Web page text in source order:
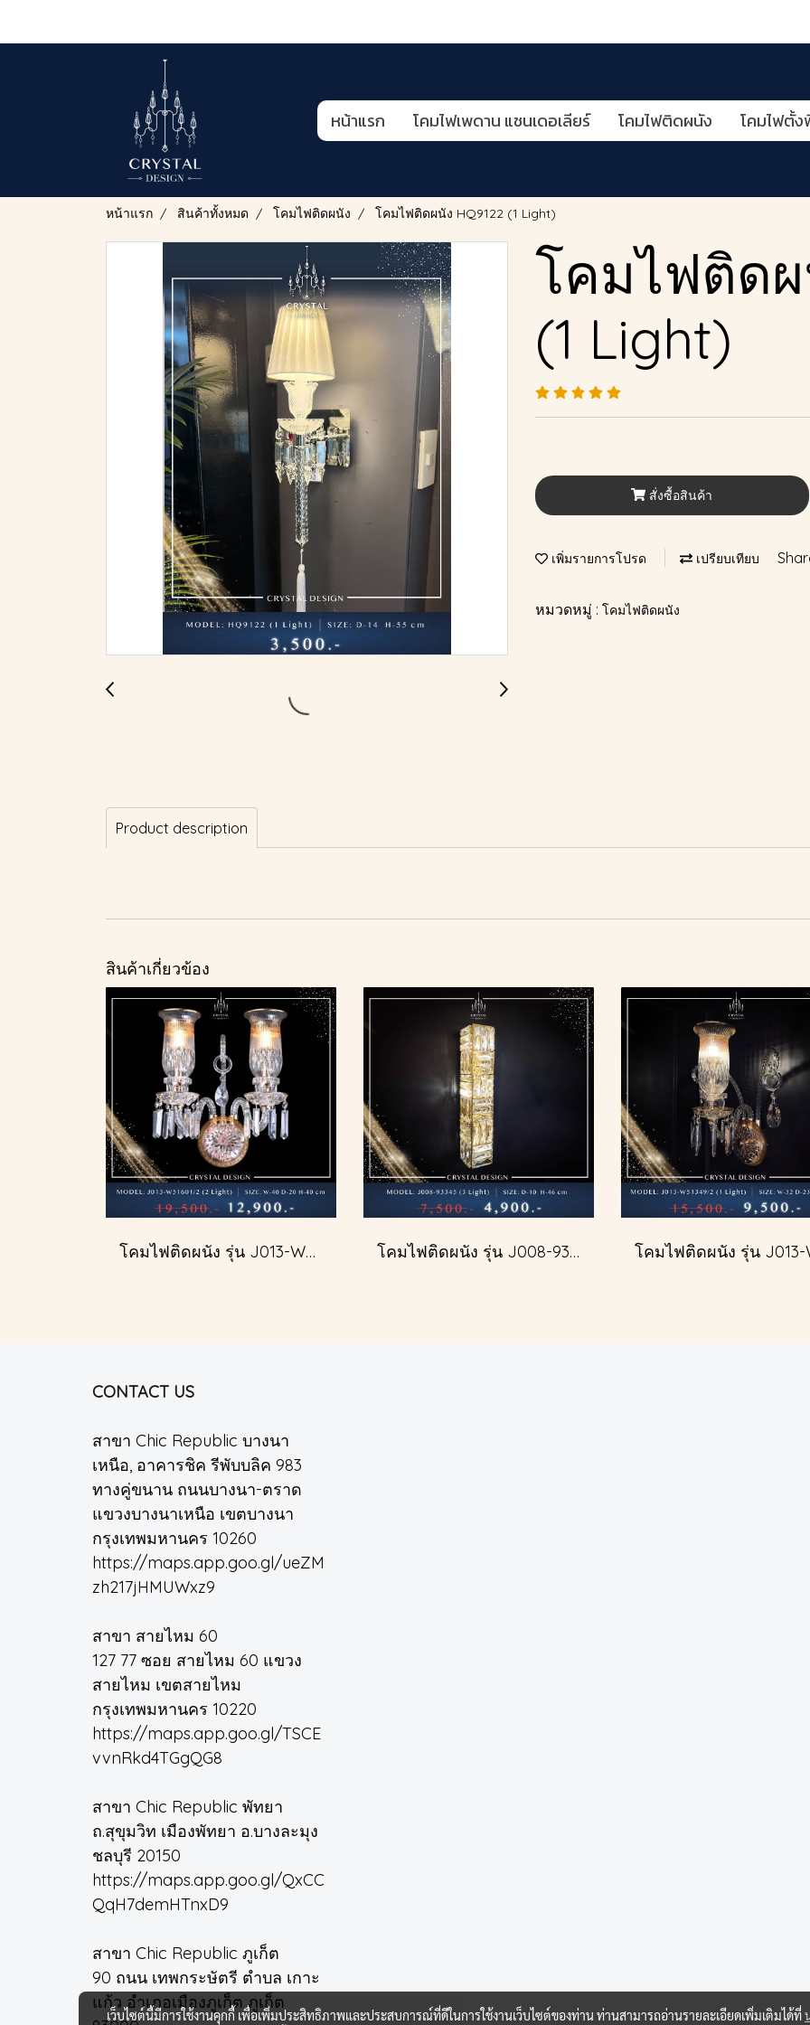
หน้าแรก โคมไฟเพดาน แชนเดอเลียร์ โคมไฟติดผนัง โคมไฟตั้
หน้าแรก สินค้าทั้งหมด โคมไฟติดผนัง โคมไฟติดผนัง HQ9122 (1 Light)
โคมไฟติดผ
(1 Light)
สั่งซื้อสินค้า
เพิ่มรายการโปรด เปรียบเทียบ
หมวดหมู่ : โคมไฟติดผนัง
Product description
สินค้าเกี่ยวข้อง
โคมไฟติดผนัง รุ่น J013-W51601/2 โคมไฟติดผนัง รุ่น J008-93345
CONTACT US
สาขา Chic Republic บางนา
เหนือ, อาคารชิค รีพับบลิค 983
ทางคู่ขนาน ถนนบางนา-ตราด
แขวงบางนาเหนือ เขตบางนา
กรุงเทพมหานคร 10260
https://maps.app.goo.gl/ueZM
zh217jHMUWxz9
สาขา สายไหม 60
127 77 ซอย สายไหม 60 แขวง
สายไหม เขตสายไหม
กรุงเทพมหานคร 10220
https://maps.app.goo.gl/TSCE
vvnRkd4TGgQG8
สาขา Chic Republic พัทยา
ถ.สุขุมวิท เมืองพัทยา อ.บางละมุง
ชลบุรี 20150
https://maps.app.goo.gl/QxCC
QqH7demHTnxD9
สาขา Chic Republic ภูเก็ต
90 ถนน เทพกระษัตรี ตำบล เกาะ
แก้ว อำเภอเมืองภูเก็ต ภูเก็ต
เว็บไซต์นี้มีการใช้งานคุกกี้ เพื่อเพิ่มประสิทธิภาพและประสบการณ์ที่ดีในการใช้งานเว็บไซต์ของท่าน ท่านสามารถอ่านรายละเอียดเพิ่มเติมได้ที่